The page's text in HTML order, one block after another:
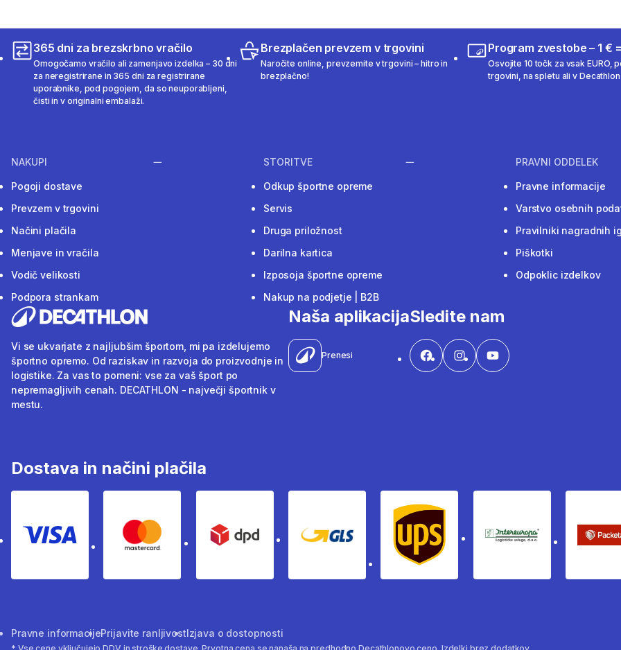
365 dni za brezskrbno vračilo
Omogočamo vračilo ali zamenjavo izdelka – 30 dni
za neregistrirane in 365 dni za registrirane
uporabnike, pod pogojem, da so neuporabljeni,
čisti in v originalni embalaži.
Brezplačen prevzem v trgovini
Naročite online, prevzemite v trgovini – hitro in
brezplačno!
Program zvestobe – 1 €
Osvojite 10 točk za vsak EURO,
trgovini, na spletu ali v
NAKUPI
Pogoji dostave
Prevzem v trgovini
Načini plačila
Menjave in vračila
Vodič velikosti
Podpora strankam
STORITVE
Odkup športne opreme
Servis
Druga priložnost
Darilna kartica
Izposoja športne opreme
Nakup na podjetje | B2B
PRAVNI ODDELEK
Pravne informacije
Varstvo osebnih
Pravilniki nagradnih
Piškotki
Odpoklic izdelkov
Vi se ukvarjate z najljubšim športom, mi pa izdelujemo
športno opremo. Od raziskav in razvoja do proizvodnje in
logistike. Za vas to pomeni: vse za vaš šport po
nepremagljivih cenah. DECATHLON - največji športnik v
mestu.
Naša aplikacija
Prenesi
Sledite nam
Dostava in načini plačila
Visa Mastercard Dpd Gls Ups Intereuropa
Pravne informacijePrijavite ranljivostIzjava o dostopnosti